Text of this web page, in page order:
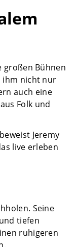
großen Bühnen
ihm nicht nur
auch eine
Folk und
Jeremy
live erleben
Seine
tiefen
ruhigeren